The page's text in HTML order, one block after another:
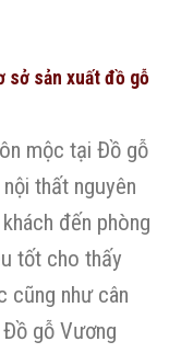
sở sản xuất đồ gỗ
mộc tại Đồ gỗ
thất nguyên
đến phòng
tốt cho thấy
cũng như cân
gỗ Vương